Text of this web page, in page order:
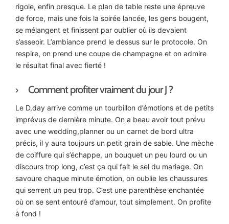
rigole, enfin presque. Le plan de table reste une épreuve
de force, mais une fois la soirée lancée, les gens bougent,
se mélangent et finissent par oublier où ils devaient
s’asseoir. L’ambiance prend le dessus sur le protocole. On
respire, on prend une coupe de champagne et on admire
le résultat final avec fierté !
Comment profiter vraiment du jour J ?
Le D,day arrive comme un tourbillon d’émotions et de petits
imprévus de dernière minute. On a beau avoir tout prévu
avec une wedding,planner ou un carnet de bord ultra
précis, il y aura toujours un petit grain de sable. Une mèche
de coiffure qui s’échappe, un bouquet un peu lourd ou un
discours trop long, c’est ça qui fait le sel du mariage. On
savoure chaque minute émotion, on oublie les chaussures
qui serrent un peu trop. C’est une parenthèse enchantée
où on se sent entouré d’amour, tout simplement. On profite
à fond !